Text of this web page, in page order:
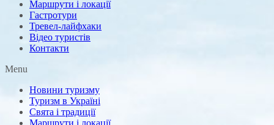
Маршрути і локації
Гастротури
Тревел-лайфхаки
Відео туристів
Контакти
Menu
Новини туризму
Туризм в Україні
Свята і традиції
Маршрути і локації